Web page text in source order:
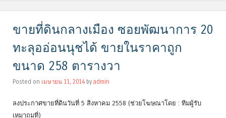
ขายที่ดินกลางเมือง ซอยพัฒนาการ 20
ทะลุออ่อนนุชได้ ขายในราคาถูก
ขนาด 258 ตารางวา
Posted on เมษายน 11, 2014 by admin
ลงประกาศขายที่ดินวันที่ 5 สิงหาคม 2558 (ช่วยโฆษณาโดย : ทีมผู้รับ
เหมาถมที่)